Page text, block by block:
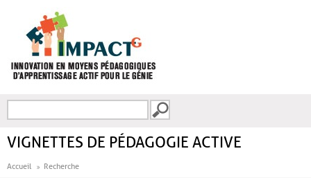
FORMULAIRE DE
VIGNETTES DE PÉDAGOGIE ACTIVE
Accueil Recherche